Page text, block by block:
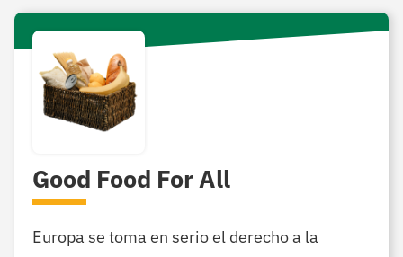
Good Food For All
Europa se toma en serio el derecho a la